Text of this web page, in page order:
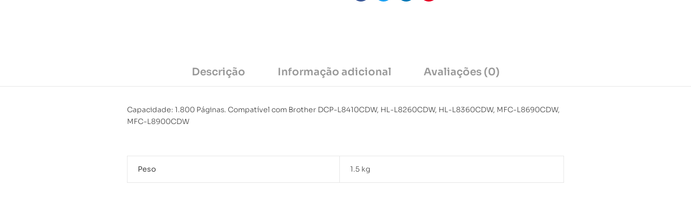
Descrição Informação adicional Avaliações (0)
Capacidade: 1.800 Páginas. Compatível com Brother DCP-L8410CDW, HL-L8260CDW, HL-L8360CDW, MFC-L8690CDW,
MFC-L8900CDW
Peso 1.5 kg